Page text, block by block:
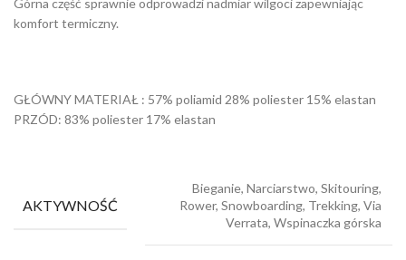
komfort termiczny.
GŁÓWNY MATERIAŁ : 57% poliamid 28% poliester 15% elastan
PRZÓD: 83% poliester 17% elastan
AKTYWNOŚĆ
Bieganie, Narciarstwo, Skitouring,
Rower, Snowboarding, Trekking, Via
Verrata, Wspinaczka górska